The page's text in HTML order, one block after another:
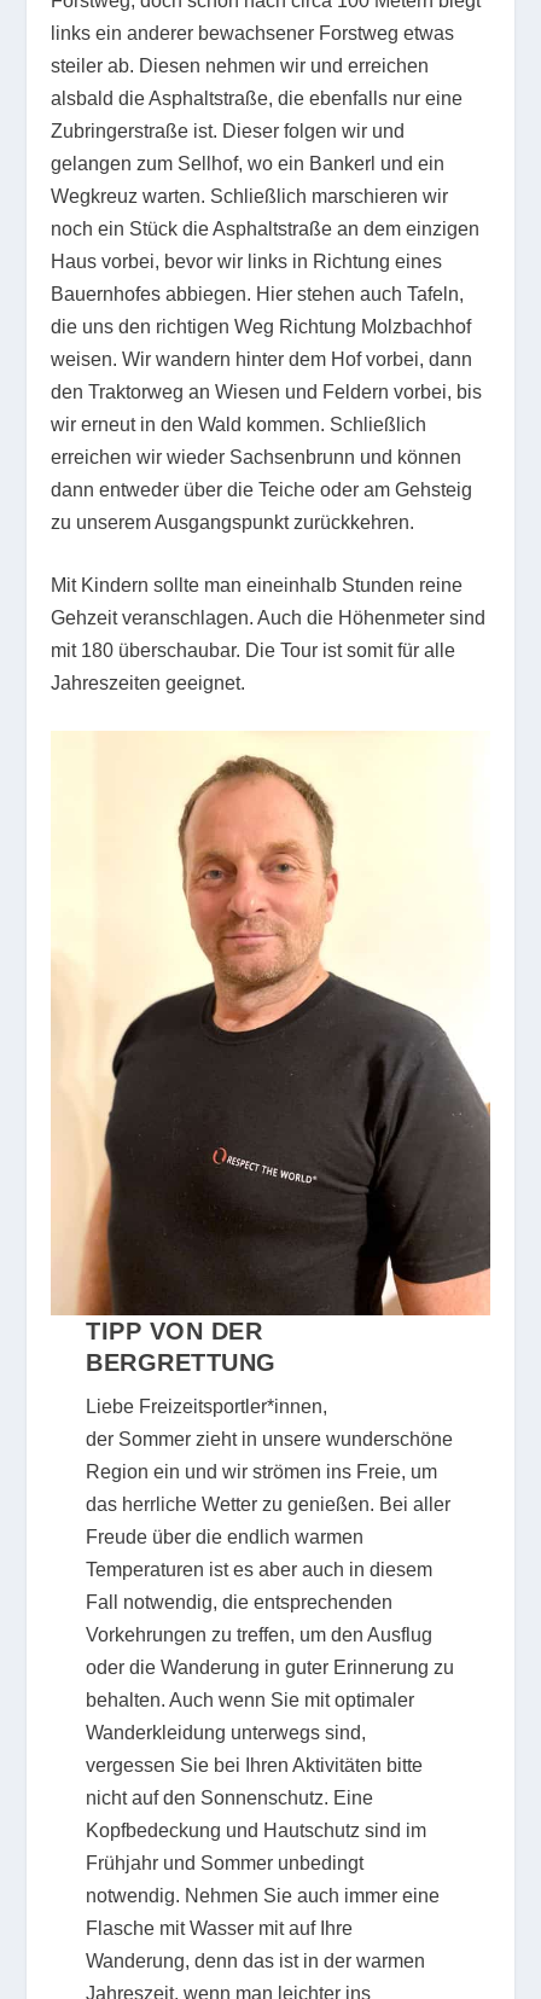
links ein anderer bewachsener Forstweg etwas
steiler ab. Diesen nehmen wir und erreichen
alsbald die Asphaltstraße, die ebenfalls nur eine
Zubringerstraße ist. Dieser folgen wir und
gelangen zum Sellhof, wo ein Bankerl und ein
Wegkreuz warten. Schließlich marschieren wir
noch ein Stück die Asphaltstraße an dem einzigen
Haus vorbei, bevor wir links in Richtung eines
Bauernhofes abbiegen. Hier stehen auch Tafeln,
die uns den richtigen Weg Richtung Molzbachhof
weisen. Wir wandern hinter dem Hof vorbei, dann
den Traktorweg an Wiesen und Feldern vorbei, bis
wir erneut in den Wald kommen. Schließlich
erreichen wir wieder Sachsenbrunn und können
dann entweder über die Teiche oder am Gehsteig
zu unserem Ausgangspunkt zurückkehren.
Mit Kindern sollte man eineinhalb Stunden reine
Gehzeit veranschlagen. Auch die Höhenmeter sind
mit 180 überschaubar. Die Tour ist somit für alle
Jahreszeiten geeignet.
TIPP VON DER
BERGRETTUNG
Liebe Freizeitsportler*innen,
der Sommer zieht in unsere wunderschöne
Region ein und wir strömen ins Freie, um
das herrliche Wetter zu genießen. Bei aller
Freude über die endlich warmen
Temperaturen ist es aber auch in diesem
Fall notwendig, die entsprechenden
Vorkehrungen zu treffen, um den Ausflug
oder die Wanderung in guter Erinnerung zu
behalten. Auch wenn Sie mit optimaler
Wanderkleidung unterwegs sind,
vergessen Sie bei Ihren Aktivitäten bitte
nicht auf den Sonnenschutz. Eine
Kopfbedeckung und Hautschutz sind im
Frühjahr und Sommer unbedingt
notwendig. Nehmen Sie auch immer eine
Flasche mit Wasser mit auf Ihre
Wanderung, denn das ist in der warmen
Jahreszeit, wenn man leichter ins